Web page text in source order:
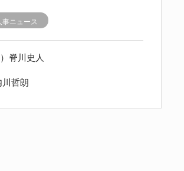
事ニュース
脊川史人
哲朗